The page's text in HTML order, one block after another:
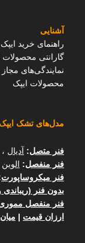
آشنایی
راهنمای خرید ایپک
گارانتی محصولات
نمایندگی‌های مجاز
محصولات ایپک
مدل‌های تشک ایپک
فنر متصل: آدیال ،
فنر منفصل: الوین
فنر میکروساپورت
بدون فنر (ریباندی
فنر منفصل
ارزان قیمت